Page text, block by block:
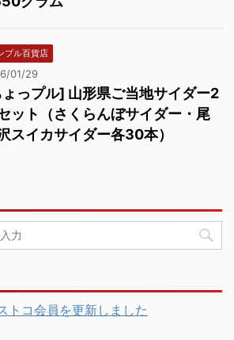
プル百貨店
01/29
っプル] 山形県ご当地サイダー2
ット（さくらんぼサイダー・尾
スイカサイダー各30本）
トコ会員を更新しました